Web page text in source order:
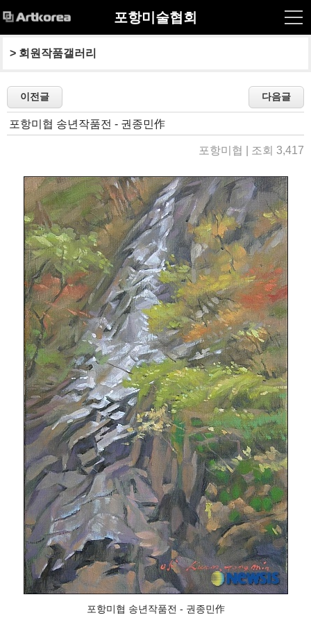
포항미술협회
> 회원작품갤러리
포항미협 송년작품전 - 권종민作
포항미협 | 조회 3,417
포항미협 송년작품전 - 권종민作